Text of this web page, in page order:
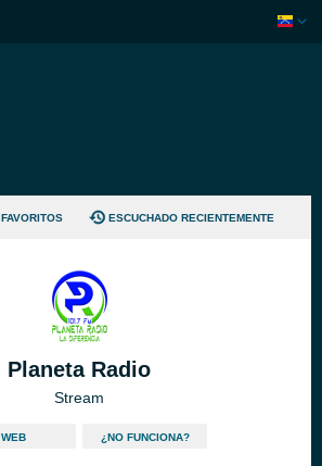
FAVORITOS ESCUCHADO RECIENTEMENTE
Planeta Radio
Stream
WEB ¿NO FUNCIONA?